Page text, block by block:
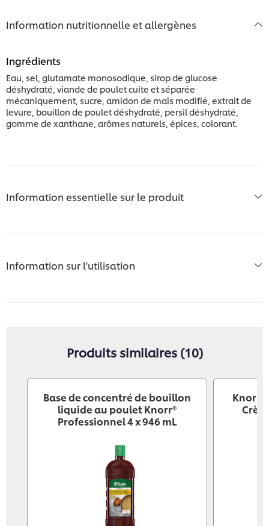
Information nutritionnelle et allergènes
Ingrédients
Eau, sel, glutamate monosodique, sirop de glucose
déshydraté, viande de poulet cuite et séparée
mécaniquement, sucre, amidon de maïs modifié, extrait de
levure, bouillon de poulet déshydraté, persil déshydraté,
gomme de xanthane, arômes naturels, épices, colorant.
Information essentielle sur le produit
Information sur l'utilisation
Produits similaires (10)
Base de concentré de bouillon
liquide au poulet Knorr®
Professionnel 4 x 946 mL
Knorr®